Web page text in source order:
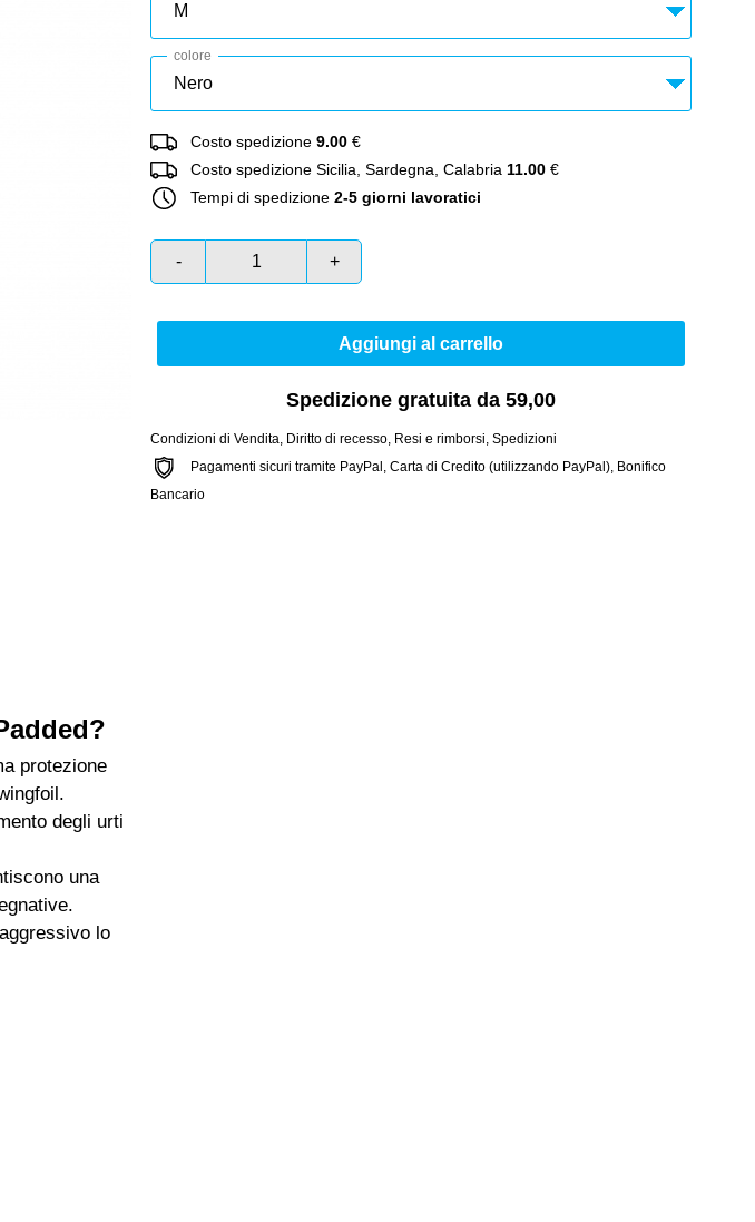
colore
Costo spedizione 9.00 €
Costo spedizione Sicilia, Sardegna, Calabria 11.00 €
Tempi di spedizione 2-5 giorni lavoratici
- +
Aggiungi al carrello
Spedizione gratuita da 59,00
Condizioni di Vendita, Diritto di recesso, Resi e rimborsi, Spedizioni
Pagamenti sicuri tramite PayPal, Carta di Credito (utilizzando PayPal), Bonifico
Bancario
protezione
degli urti
una
lo